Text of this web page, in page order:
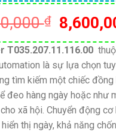
₫
Giá
gốc
là:
T035.207.11.116.00
là sự lựa chọn
tìm kiếm một chiếc đồng
đeo hàng ngày hoặc như
xã hội. Chuyển động
thị ngày, khả năng